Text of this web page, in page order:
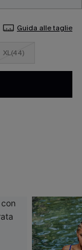
Guida alle taglie
XL(44)